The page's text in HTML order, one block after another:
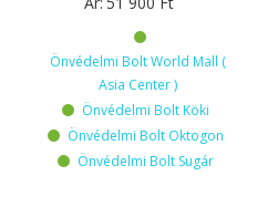
Önvédelmi Bolt World Mall (
Asia Center )
Önvédelmi Bolt Köki
Önvédelmi Bolt Oktogon
Önvédelmi Bolt Sugár